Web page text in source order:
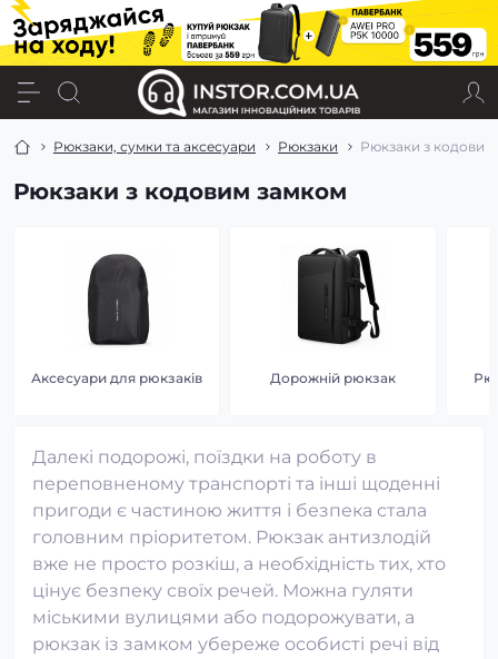
Рюкзаки, сумки та аксесуари Рюкзаки Рюкзаки з
Рюкзаки з кодовим замком
Аксесуари для рюкзаків Дорожній рюкзак
Далекі подорожі, поїздки на роботу в
переповненому транспорті та інші щоденні
пригоди є частиною життя і безпека стала
головним пріоритетом. Рюкзак антизлодій
вже не просто розкіш, а необхідність тих, хто
цінує безпеку своїх речей. Можна гуляти
міськими вулицями або подорожувати, а
рюкзак із замком убереже особисті речі від